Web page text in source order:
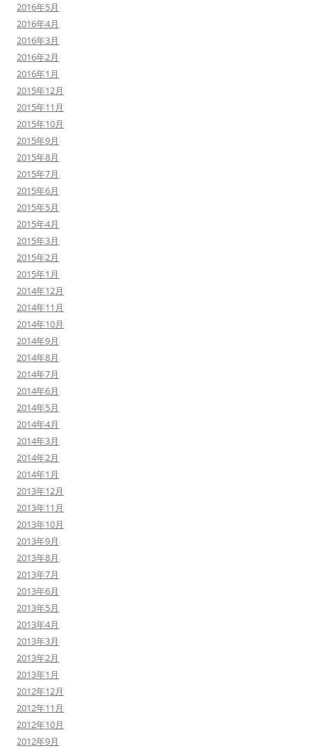
2016年5月
2016年4月
2016年3月
2016年2月
2016年1月
2015年12月
2015年11月
2015年10月
2015年9月
2015年8月
2015年7月
2015年6月
2015年5月
2015年4月
2015年3月
2015年2月
2015年1月
2014年12月
2014年11月
2014年10月
2014年9月
2014年8月
2014年7月
2014年6月
2014年5月
2014年4月
2014年3月
2014年2月
2014年1月
2013年12月
2013年11月
2013年10月
2013年9月
2013年8月
2013年7月
2013年6月
2013年5月
2013年4月
2013年3月
2013年2月
2013年1月
2012年12月
2012年11月
2012年10月
2012年9月